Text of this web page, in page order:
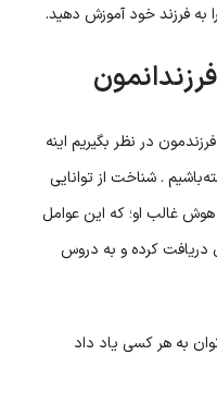
فرزند خود آموزش دهید.
در نظر بگیریم اینه
. شناخت از توانایی
هوش غالب او؛ که این عوامل
دریافت کرده و به دروس
به هر کسی یاد داد